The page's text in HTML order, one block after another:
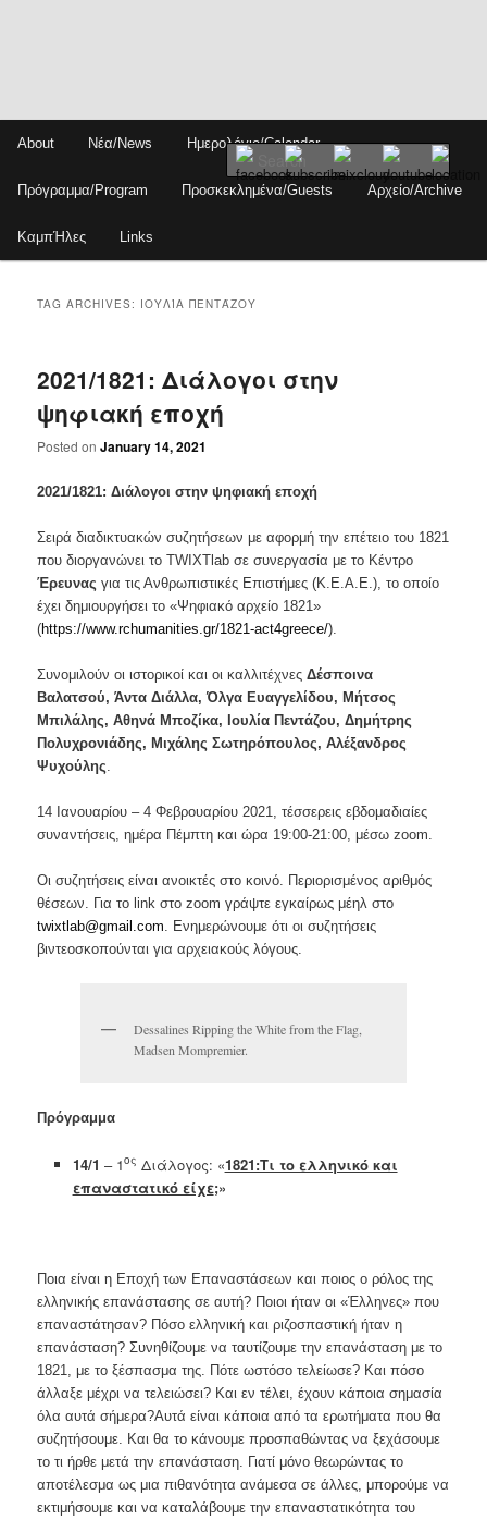
content
content
menu
About Νέα/News Ημερολόγιο/Calendar
Πρόγραμμα/Program Προσκεκλημένα/Guests Αρχείο/Archive
ΚαμπΉλες Links
TAG ARCHIVES: ΙΟΥΛΊΑ ΠΕΝΤΆΖΟΥ
2021/1821: Διάλογοι στην
ψηφιακή εποχή
Posted onJanuary 14, 2021
2021/1821: Διάλογοι στην ψηφιακή εποχή
Σειρά διαδικτυακών συζητήσεων με αφορμή την επέτειο του 1821
που διοργανώνει τοTWIXTlab σε συνεργασία με το Κέντρο
Έρευνας για τις Ανθρωπιστικές Επιστήμες (Κ.Ε.Α.Ε.),το οποίο
έχει δημιουργήσει το «Ψηφιακό αρχείο 1821»
(https://www.rchumanities.gr/1821-act4greece/).
Συνομιλούν οι ιστορικοί και οι καλλιτέχνεςΔέσποινα
Βαλατσού, Άντα Διάλλα, Όλγα Ευαγγελίδου, Μήτσος
Μπιλάλης, Αθηνά Μποζίκα, Ιουλία Πεντάζου, Δημήτρης
Πολυχρονιάδης, Μιχάλης Σωτηρόπουλος, Αλέξανδρος
Ψυχούλης
14 Ιανουαρίου – 4 Φεβρουαρίου 2021, τέσσερεις εβδομαδιαίες
συναντήσεις, ημέρα Πέμπτη και ώρα 19:00-21:00, μέσω zoom.
Οι συζητήσεις είναι ανοικτές στο κοινό. Περιορισμένος αριθμός
θέσεων. Για το link στο zoom γράψτε εγκαίρως μέηλ στο
twixtlab@gmail.com. Ενημερώνουμε ότι οι συζητήσεις
βιντεοσκοπούνται για αρχειακούς λόγους.
Dessalines Ripping the White from the Flag,
Madsen Mompremier.
Πρόγραμμα
14/1 – 1ος Διάλογος: «1821:Τι το ελληνικό και
επαναστατικό είχε;»
Ποια είναι η Εποχή των Επαναστάσεων και ποιος ο ρόλος της
ελληνικής επανάστασης σε αυτή? Ποιοι ήταν οι «Έλληνες» που
επαναστάτησαν? Πόσο ελληνική και ριζοσπαστική ήταν η
επανάσταση? Συνηθίζουμε να ταυτίζουμε την επανάσταση με το
1821, με το ξέσπασμα της. Πότε ωστόσο τελείωσε? Και πόσο
άλλαξε μέχρι να τελειώσει? Και εν τέλει, έχουν κάποια σημασία
όλα αυτά σήμερα?Αυτά είναι κάποια από τα ερωτήματα που θα
συζητήσουμε. Και θα το κάνουμε προσπαθώντας να ξεχάσουμε
το τι ήρθε μετά την επανάσταση. Γιατί μόνο θεωρώντας το
αποτέλεσμα ως μια πιθανότητα ανάμεσα σε άλλες, μπορούμε να
εκτιμήσουμε και να καταλάβουμε την επαναστατικότητα του